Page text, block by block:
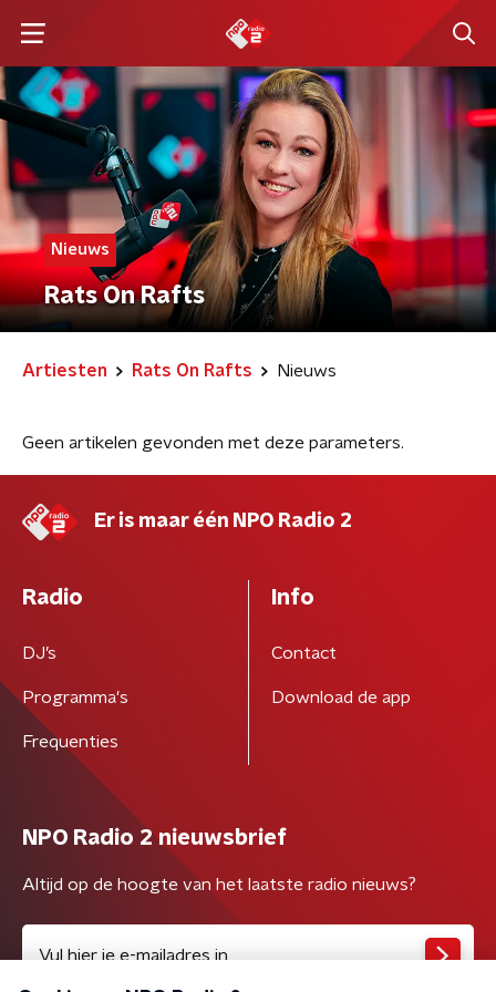
Nieuws
Rats On Rafts
Artiesten Rats On Rafts Nieuws
Geen artikelen gevonden met deze parameters.
Er is maar één NPO Radio 2
Radio
DJ’s
Programma's
Frequenties
Info
Contact
Download de app
NPO Radio 2 nieuwsbrief
Altijd op de hoogte van het laatste radio nieuws?